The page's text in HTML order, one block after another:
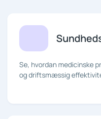
Se, hvordan medicinske
og driftsmæssig